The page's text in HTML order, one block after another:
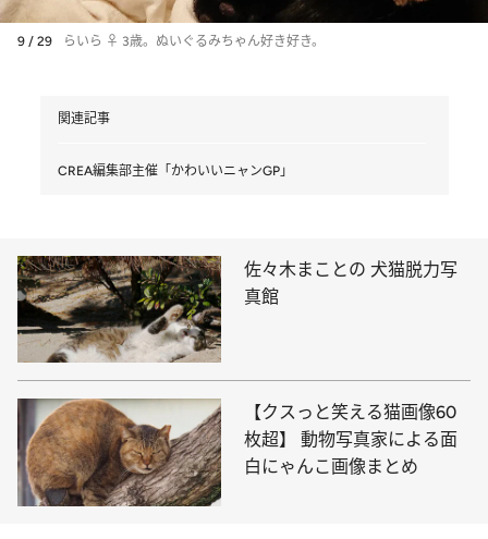
9 / 29 らいら ♀ 3歳。ぬいぐるみちゃん好き好き。
関連記事
CREA編集部主催「かわいいニャンGP」
佐々木まことの 犬猫脱力写
真館
【クスっと笑える猫画像60
枚超】 動物写真家による面
白にゃんこ画像まとめ